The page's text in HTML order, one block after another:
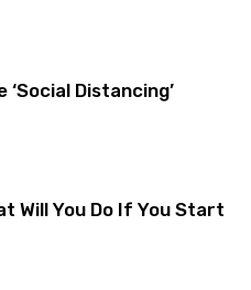
Distancing’
Will You Do If You Start